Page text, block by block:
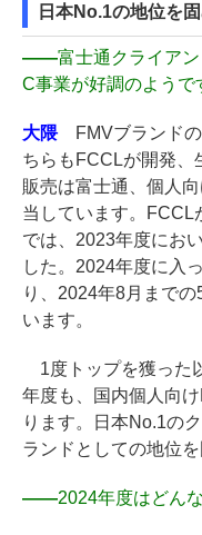
日本No.1の地位を
――富士通クライア
C事業が好調のようで
大隈
FMVブランド
ちらもFCCLが開発、
販売は富士通、個人
当しています。FCCL
では、2023年度にお
した。2024年度に入
り、2024年8月まで
います。
1度トップを獲った
年度も、国内個人向
ります。日本No.1の
ランドとしての地位
――2024年度はどん